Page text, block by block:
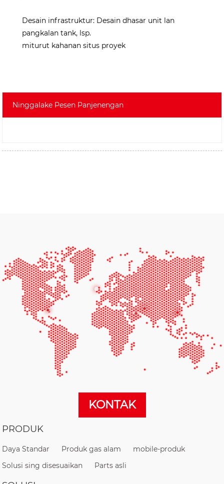
Desain infrastruktur: Desain dhasar unit lan
pangkalan tank, lsp.
miturut kahanan situs proyek
Ninggalake Pesen Panjenengan
KONTAK
PRODUK
Daya Standar Produk gas alam
mobile-produk
Solusi sing disesuaikan
Parts asli